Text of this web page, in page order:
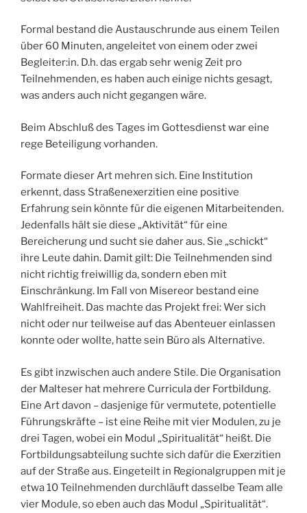
Formal bestand die Austauschrunde aus einem Teilen
über 60 Minuten, angeleitet von einem oder zwei
Begleiter:in. D.h. das ergab sehr wenig Zeit pro
Teilnehmenden, es haben auch einige nichts gesagt,
was anders auch nicht gegangen wäre.
Beim Abschluß des Tages im Gottesdienst war eine
rege Beteiligung vorhanden.
Formate dieser Art mehren sich. Eine Institution
erkennt, dass Straßenexerzitien eine positive
Erfahrung sein könnte für die eigenen Mitarbeitenden.
Jedenfalls hält sie diese „Aktivität“ für eine
Bereicherung und sucht sie daher aus. Sie „schickt“
ihre Leute dahin. Damit gilt: Die Teilnehmenden sind
nicht richtig freiwillig da, sondern eben mit
Einschränkung. Im Fall von Misereor bestand eine
Wahlfreiheit. Das machte das Projekt frei: Wer sich
nicht oder nur teilweise auf das Abenteuer einlassen
konnte oder wollte, hatte sein Büro als Alternative.
Es gibt inzwischen auch andere Stile. Die Organisation
der Malteser hat mehrere Curricula der Fortbildung.
Eine Art davon – dasjenige für vermutete, potentielle
Führungskräfte – ist eine Reihe mit vier Modulen, zu je
drei Tagen, wobei ein Modul „Spiritualität“ heißt. Die
Fortbildungsabteilung suchte sich dafür die Exerzitien
auf der Straße aus. Eingeteilt in Regionalgruppen mit je
etwa 10 Teilnehmenden durchläuft dasselbe Team alle
vier Module, so eben auch das Modul „Spiritualität“.